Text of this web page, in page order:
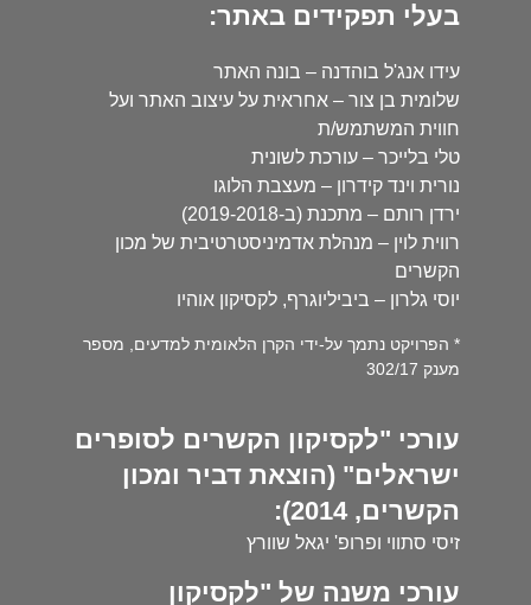
בעלי תפקידים באתר:
עידו אנג'ל בוהדנה – בונה האתר
שלומית בן צור – אחראית על עיצוב האתר ועל
חווית המשתמש/ת
טלי בלייכר – עורכת לשונית
נורית וינד קידרון – מעצבת הלוגו
ירדן רותם – מתכנת (ב-2019-2018)
רווית לוין – מנהלת אדמיניסטרטיבית של מכון
הקשרים
יוסי גלרון – ביביליוגרף, לקסיקון אוהיו
* הפרויקט נתמך על-ידי הקרן הלאומית למדעים, מספר
מענק 302/17
עורכי "לקסיקון הקשרים לסופרים
ישראלים" (הוצאת דביר ומכון
הקשרים, 2014):
זיסי סתווי ופרופ' יגאל שוורץ
עורכי משנה של "לקסיקון